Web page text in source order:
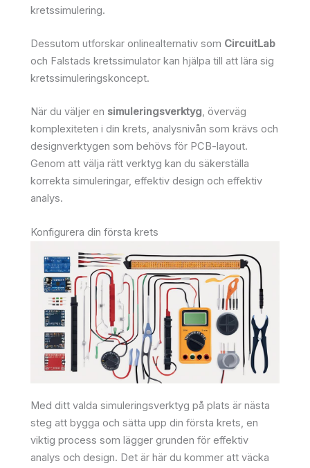
kretssimulering.
Dessutom utforskar onlinealternativ som CircuitLab
och Falstads kretssimulator kan hjälpa till att lära sig
kretssimuleringskoncept.
När du väljer en simuleringsverktyg, överväg
komplexiteten i din krets, analysnivån som krävs och
designverktygen som behövs för PCB-layout.
Genom att välja rätt verktyg kan du säkerställa
korrekta simuleringar, effektiv design och effektiv
analys.
Konfigurera din första krets
Med ditt valda simuleringsverktyg på plats är nästa
steg att bygga och sätta upp din första krets, en
viktig process som lägger grunden för effektiv
analys och design. Det är här du kommer att väcka